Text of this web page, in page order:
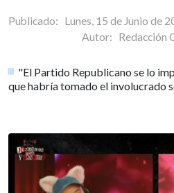
Publicado: Lunes, 15 de Junio de
Autor: Redacción
"El Partido Republicano se lo
que habría tomado el involucrado